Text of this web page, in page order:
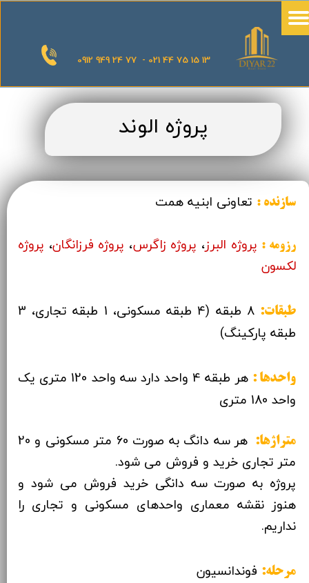
0912 949 24 77 - 021 44 75 15 13
سازنده : تعاونی ابنیه همت
رزومه : پروژه البرز، پروژه زاگرس، پروژه فرزانگان، پروژه
لکسون
طبقات:
8 طبقه (4 طبقه مسکونی، 1 طبقه تجاری، 3
طبقه پارکینگ)
واحدها :
هر طبقه 4 واحد دارد سه واحد 120 متری یک
واحد 180 متری
متراژها:
هر سه دانگ به صورت 60 متر مسکونی و 20
متر تجاری خرید و فروش می شود.
​​​​​​​پروژه به صورت سه دانگی خرید فروش می شود و
هنوز نقشه معماری واحدهای مسکونی و تجاری را
نداریم.
مرحله: فوندانسیون
پروژه الوند